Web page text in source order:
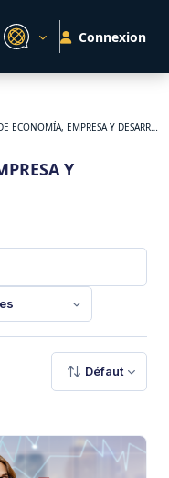
Connexion
FACULTAD DE ECONOMÍA, EMPRESA Y DESARROLLO SOSTENIBLE
Y
Y DESARROLLO
Défaut